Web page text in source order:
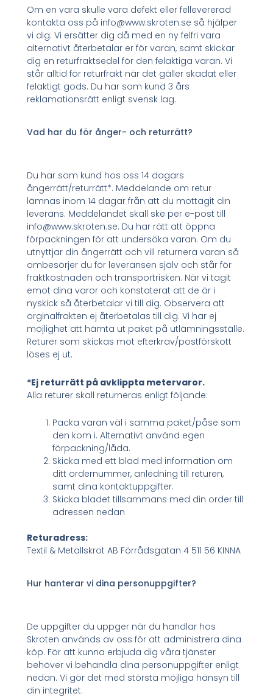
Om en vara skulle vara defekt eller fellevererad
kontakta oss på info@www.skroten.se så hjälper
vi dig. Vi ersätter dig då med en ny felfri vara
alternativt återbetalar er för varan, samt skickar
dig en returfraktsedel för den felaktiga varan. Vi
står alltid för returfrakt när det gäller skadat eller
felaktigt gods. Du har som kund 3 års
reklamationsrätt enligt svensk lag.
Vad har du för ånger- och returrätt?
Du har som kund hos oss 14 dagars
ångerrätt/returrätt*. Meddelande om retur
lämnas inom 14 dagar från att du mottagit din
leverans. Meddelandet skall ske per e-post till
info@www.skroten.se. Du har rätt att öppna
förpackningen för att undersöka varan. Om du
utnyttjar din ångerrätt och vill returnera varan så
ombesörjer du för leveransen själv och står för
fraktkostnaden och transportrisken. När vi tagit
emot dina varor och konstaterat att de är i
nyskick så återbetalar vi till dig. Observera att
orginalfrakten ej återbetalas till dig. Vi har ej
möjlighet att hämta ut paket på utlämningsställe.
Returer som skickas mot efterkrav/postförskott
löses ej ut.
*Ej returrätt på avklippta metervaror.
Alla returer skall returneras enligt följande:
Packa varan väl i samma paket/påse som
den kom i. Alternativt använd egen
förpackning/låda.
Skicka med ett blad med information om
ditt ordernummer, anledning till returen,
samt dina kontaktuppgifter.
Skicka bladet tillsammans med din order till
adressen nedan
Returadress:
Textil & Metallskrot AB Förrådsgatan 4 511 56 KINNA
Hur hanterar vi dina personuppgifter?
De uppgifter du uppger när du handlar hos
Skroten används av oss för att administrera dina
köp. För att kunna erbjuda dig våra tjänster
behöver vi behandla dina personuppgifter enligt
nedan. Vi gör det med största möjliga hänsyn till
din integritet.